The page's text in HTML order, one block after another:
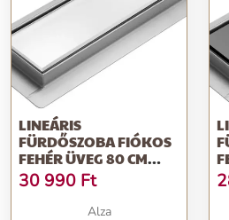
LINEÁRIS
FÜRDŐSZOBA FIÓKOS
FEHÉR ÜVEG 80 CM
NEDVES ÉS SZÁRAZ
30 990 Ft
Alza